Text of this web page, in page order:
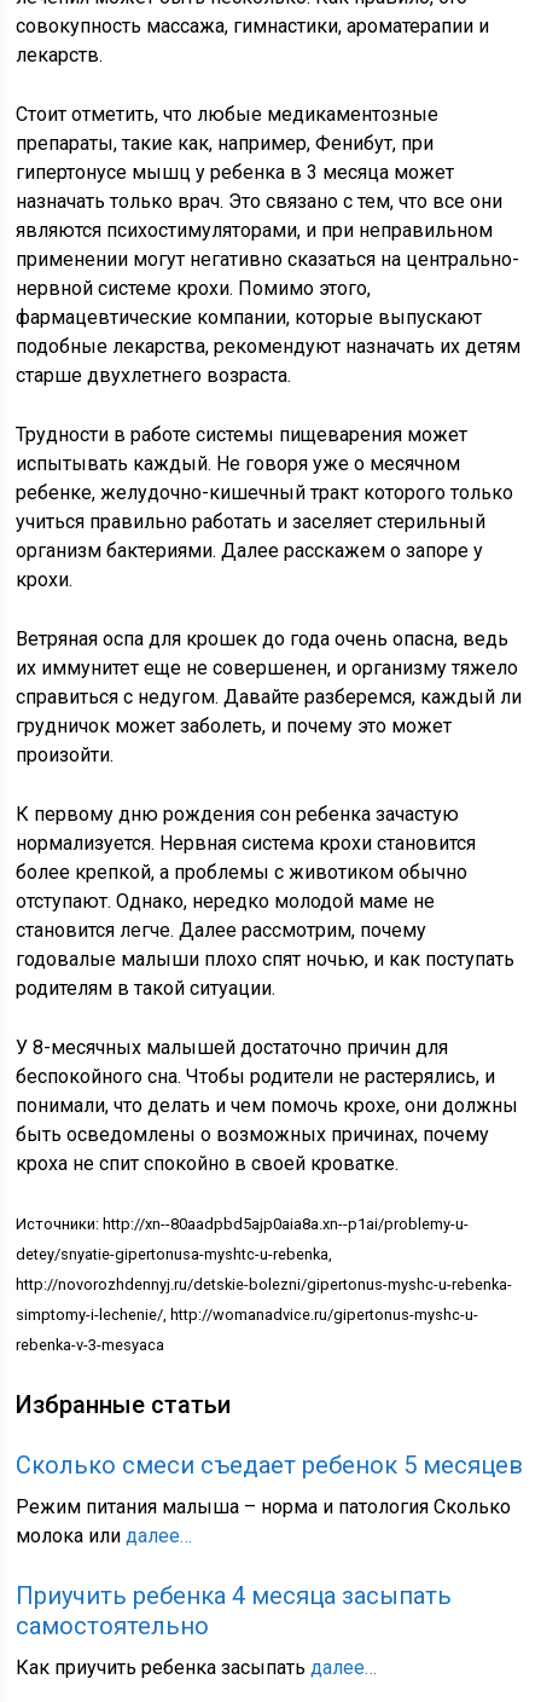
совокупность массажа, гимнастики, ароматерапии и
лекарств.
Стоит отметить, что любые медикаментозные
препараты, такие как, например, Фенибут, при
гипертонусе мышц у ребенка в 3 месяца может
назначать только врач. Это связано с тем, что все они
являются психостимуляторами, и при неправильном
применении могут негативно сказаться на центрально-
нервной системе крохи. Помимо этого,
фармацевтические компании, которые выпускают
подобные лекарства, рекомендуют назначать их детям
старше двухлетнего возраста.
Трудности в работе системы пищеварения может
испытывать каждый. Не говоря уже о месячном
ребенке, желудочно-кишечный тракт которого только
учиться правильно работать и заселяет стерильный
организм бактериями. Далее расскажем о запоре у
крохи.
Ветряная оспа для крошек до года очень опасна, ведь
их иммунитет еще не совершенен, и организму тяжело
справиться с недугом. Давайте разберемся, каждый ли
грудничок может заболеть, и почему это может
произойти.
К первому дню рождения сон ребенка зачастую
нормализуется. Нервная система крохи становится
более крепкой, а проблемы с животиком обычно
отступают. Однако, нередко молодой маме не
становится легче. Далее рассмотрим, почему
годовалые малыши плохо спят ночью, и как поступать
родителям в такой ситуации.
У 8-месячных малышей достаточно причин для
беспокойного сна. Чтобы родители не растерялись, и
понимали, что делать и чем помочь крохе, они должны
быть осведомлены о возможных причинах, почему
кроха не спит спокойно в своей кроватке.
Источники: http://xn--80aadpbd5ajp0aia8a.xn--p1ai/problemy-u-
detey/snyatie-gipertonusa-myshtc-u-rebenka,
http://novorozhdennyj.ru/detskie-bolezni/gipertonus-myshc-u-rebenka-
simptomy-i-lechenie/, http://womanadvice.ru/gipertonus-myshc-u-
rebenka-v-3-mesyaca
Избранные статьи
Сколько смеси съедает ребенок 5 месяцев
Режим питания малыша – норма и патология Сколько
молока илидалее…
Приучить ребенка 4 месяца засыпать
самостоятельно
Как приучить ребенка засыпатьдалее…